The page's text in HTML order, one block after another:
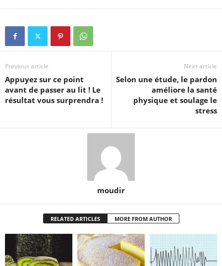
Previous article
Appuyez sur ce point
avant de passer au lit ! Le
résultat vous surprendra !
Next article
Selon une étude, le pardon
améliore la santé
physique et soulage le
stress
moudir
RELATED ARTICLES MORE FROM AUTHOR